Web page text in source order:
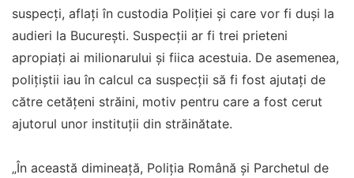
suspecţi, aflaţi în custodia Poliţiei şi care vor fi duşi la
audieri la Bucureşti. Suspecţii ar fi trei prieteni
apropiaţi ai milionarului şi fiica acestuia. De asemenea,
poliţiştii iau în calcul ca suspecţii să fi fost ajutaţi de
către cetăţeni străini, motiv pentru care a fost cerut
ajutorul unor instituţii din străinătate.
„În această dimineaţă, Poliţia Română şi Parchetul de